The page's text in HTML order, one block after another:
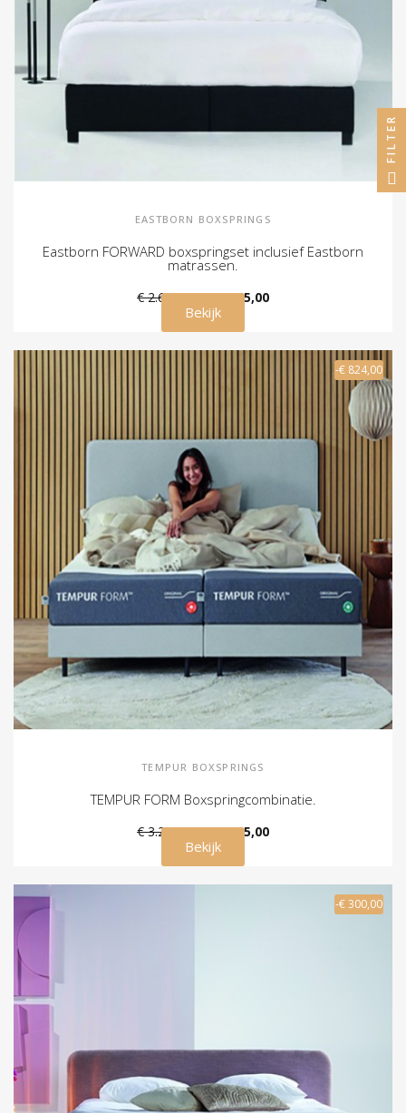
EASTBORN BOXSPRINGS
Eastborn FORWARD boxspringset inclusief Eastborn
matrassen.
€ 2.645,00 € 2.345,00
Bekijk
-€ 824,00
TEMPUR BOXSPRINGS
TEMPUR FORM Boxspringcombinatie.
€ 3.249,00 € 2.425,00
Bekijk
-€ 300,00
FILTER